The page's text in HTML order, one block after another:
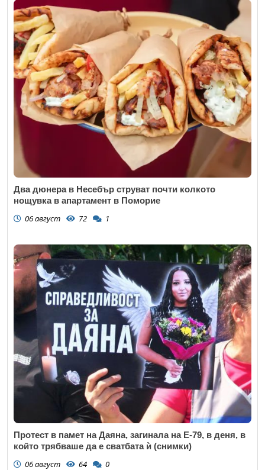
Два дюнера в Несебър струват почти колкото
нощувка в апартамент в Поморие
06 август 72 1
Протест в памет на Даяна, загинала на Е-79, в деня, в
който трябваше да е сватбата ѝ (снимки)
06 август 64 0